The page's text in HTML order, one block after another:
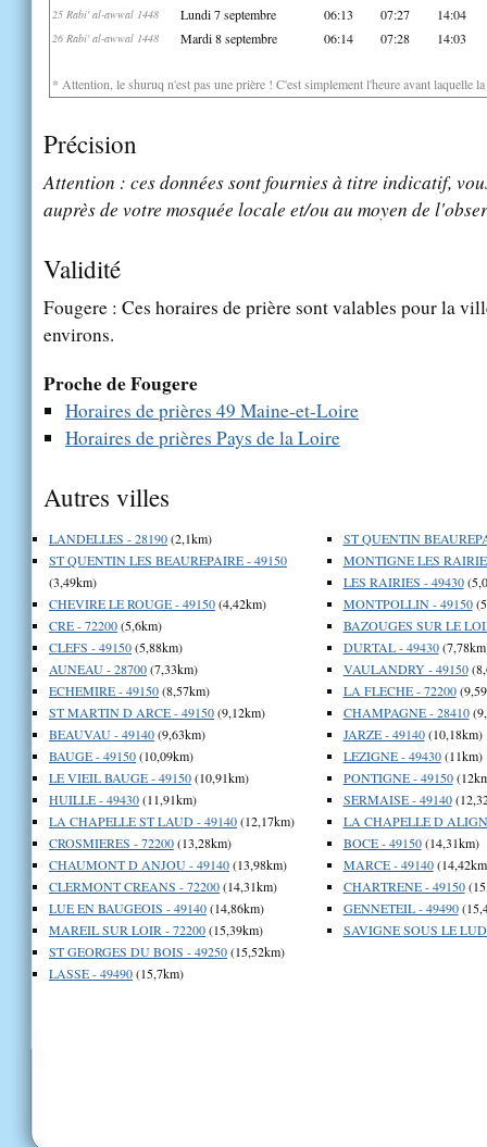
25 Rabi' al-awwal 1448 Lundi 7 septembre 06:13 07:27 14:04
26 Rabi' al-awwal 1448 Mardi 8 septembre 06:14 07:28 14:03
* Attention, le shuruq n'est pas une prière ! C'est simplement l'heure avant laquelle
Précision
Attention : ces données sont fournies à titre indicatif,
auprès de votre mosquée locale et/ou au moyen de
Validité
Fougere : Ces horaires de prière sont valables pour la
environs.
Proche de Fougere
Horaires de prières 49 Maine-et-Loire
Horaires de prières Pays de la Loire
Autres villes
LANDELLES - 28190(2,1km)
ST QUENTIN LES BEAUREPAIRE - 49150
(3,49km)
CHEVIRE LE ROUGE - 49150(4,42km)
CRE - 72200(5,6km)
CLEFS - 49150(5,88km)
AUNEAU - 28700(7,33km)
ECHEMIRE - 49150(8,57km)
ST MARTIN D ARCE - 49150(9,12km)
BEAUVAU - 49140(9,63km)
BAUGE - 49150(10,09km)
LE VIEIL BAUGE - 49150(10,91km)
HUILLE - 49430(11,91km)
LA CHAPELLE ST LAUD - 49140(12,17km)
CROSMIERES - 72200(13,28km)
CHAUMONT D ANJOU - 49140(13,98km)
CLERMONT CREANS - 72200(14,31km)
LUE EN BAUGEOIS - 49140(14,86km)
MAREIL SUR LOIR - 72200(15,39km)
ST GEORGES DU BOIS - 49250(15,52km)
LASSE - 49490(15,7km)
ST QUENTIN
MONTIGNE LES
LES RAIRIES - 49430
MONTPOLLIN - 49150
BAZOUGES SUR LE
DURTAL - 49430
VAULANDRY - 49150
LA FLECHE - 72200
CHAMPAGNE - 28410
JARZE - 49140(10,18km)
LEZIGNE - 49430(11km)
PONTIGNE - 49150
SERMAISE - 49140
LA CHAPELLE D
BOCE - 49150(14,31km)
MARCE - 49140
CHARTRENE - 49150
GENNETEIL - 49490
SAVIGNE SOUS LE